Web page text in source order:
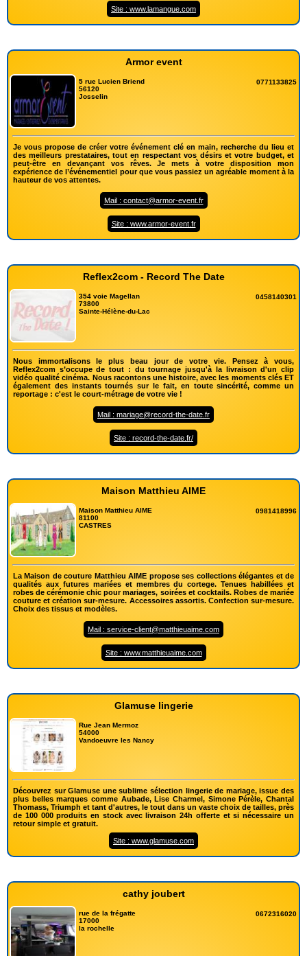
Site : www.lamangue.com
Armor event
5 rue Lucien Briend
56120
Josselin
0771133825
Je vous propose de créer votre événement clé en main, recherche du lieu et
des meilleurs prestataires, tout en respectant vos désirs et votre budget, et
peut-être en devançant vos rêves. Je mets à votre disposition mon
expérience de l’événementiel pour que vous passiez un agréable moment à la
hauteur de vos attentes.
Mail : contact@armor-event.fr
Site : www.armor-event.fr
Reflex2com - Record The Date
354 voie Magellan
73800
Sainte-Hélène-du-Lac
0458140301
Nous immortalisons le plus beau jour de votre vie. Pensez à vous,
Reflex2com s’occupe de tout : du tournage jusqu'à la livraison d'un clip
vidéo qualité cinéma. Nous racontons une histoire, avec les moments clés ET
également des instants tournés sur le fait, en toute sincérité, comme un
reportage : c'est le court-métrage de votre vie !
Mail : mariage@record-the-date.fr
Site : record-the-date.fr/
Maison Matthieu AIME
Maison Matthieu AIME
81100
CASTRES
0981418996
La Maison de couture Matthieu AIME propose ses collections élégantes et de
qualités aux futures mariées et membres du cortege. Tenues habillées et
robes de cérémonie chic pour mariages, soirées et cocktails. Robes de mariée
couture et création sur-mesure. Accessoires assortis. Confection sur-mesure.
Choix des tissus et modèles.
Mail : service-client@matthieuaime.com
Site : www.matthieuaime.com
Glamuse lingerie
Rue Jean Mermoz
54000
Vandoeuvre les Nancy
Découvrez sur Glamuse une sublime sélection lingerie de mariage, issue des
plus belles marques comme Aubade, Lise Charmel, Simone Pérèle, Chantal
Thomass, Triumph et tant d'autres, le tout dans un vaste choix de tailles, près
de 100 000 produits en stock avec livraison 24h offerte et si nécessaire un
retour simple et gratuit.
Site : www.glamuse.com
cathy joubert
rue de la frégatte
17000
la rochelle
0672316020